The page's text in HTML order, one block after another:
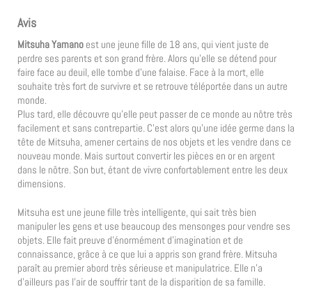
Avis
Mitsuha Yamano est une jeune fille de 18 ans, qui vient juste de
perdre ses parents et son grand frère. Alors qu’elle se détend pour
faire face au deuil, elle tombe d’une falaise. Face à la mort, elle
souhaite très fort de survivre et se retrouve téléportée dans un autre
monde.
Plus tard, elle découvre qu’elle peut passer de ce monde au nôtre très
facilement et sans contrepartie. C’est alors qu’une idée germe dans la
tête de Mitsuha, amener certains de nos objets et les vendre dans ce
nouveau monde. Mais surtout convertir les pièces en or en argent
dans le nôtre. Son but, étant de vivre confortablement entre les deux
dimensions.
Mitsuha est une jeune fille très intelligente, qui sait très bien
manipuler les gens et use beaucoup des mensonges pour vendre ses
objets. Elle fait preuve d’énormément d’imagination et de
connaissance, grâce à ce que lui a appris son grand frère. Mitsuha
paraît au premier abord très sérieuse et manipulatrice. Elle n’a
d’ailleurs pas l’air de souffrir tant de la disparition de sa famille.